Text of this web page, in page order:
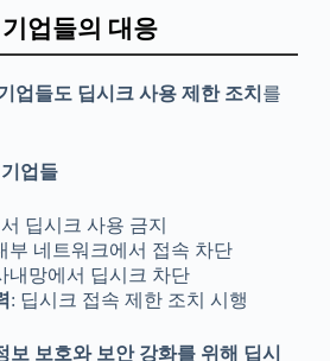
업들의 대응
업들도 딥시크 사용 제한 조치 를
업들
딥시크 사용 금지
부 네트워크에서 접속 차단
내망에서 딥시크 차단
: 딥시크 접속 제한 조치 시행
보 보호와 보안 강화를 위해 딥시